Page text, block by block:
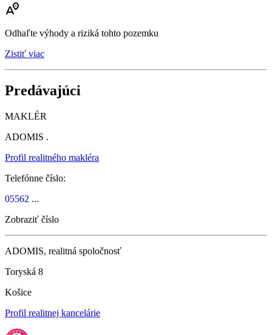
Odhaľte výhody a riziká tohto pozemku
Zistiť viac
Predávajúci
MAKLÉR
ADOMIS .
Profil realitného makléra
Telefónne číslo:
05562 ...
Zobraziť číslo
ADOMIS, realitná spoločnosť
Toryská 8
Košice
Profil realitnej kancelárie